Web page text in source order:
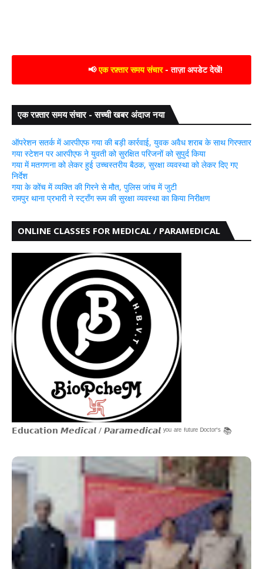
एक रफ़्तार समय संचार- ताज़ा अपडेट देखें!
एक रफ़्तार समय संचार - सच्ची खबर अंदाज नया
ऑपरेशन सतर्क में आरपीएफ गया की बड़ी कार्रवाई, युवक अवैध शराब के साथ गिरफ्तार
गया स्टेशन पर आरपीएफ ने युवती को सुरक्षित परिजनों को सुपुर्द किया
गया में मतगणना को लेकर हुई उच्चस्तरीय बैठक, सुरक्षा व्यवस्था को लेकर दिए गए
निर्देश
गया के कोंच में व्यक्ति की गिरने से मौत, पुलिस जांच में जुटी
रामपुर थाना प्रभारी ने स्ट्रॉंग रूम की सुरक्षा व्यवस्था का किया निरीक्षण
ONLINE CLASSES FOR MEDICAL / PARAMEDICAL
𝗘𝗱𝘂𝗰𝗮𝘁𝗶𝗼𝗻 𝙈𝙚𝙙𝙞𝙘𝙖𝙡 / 𝙋𝙖𝙧𝙖𝙢𝙚𝙙𝙞𝙘𝙖𝙡 ʸᵒᵘ ᵃʳᵉ ᶠᵘᵗᵘʳᵉ ᴰᵒᶜᵗᵒʳ'ˢ 📚